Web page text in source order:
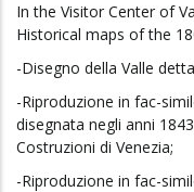
In the Visitor Center of
Historical maps of the
-Disegno della Valle detta
-Riproduzione in fac-
disegnata negli anni
Costruzioni di Venezia;
-Riproduzione in fac-